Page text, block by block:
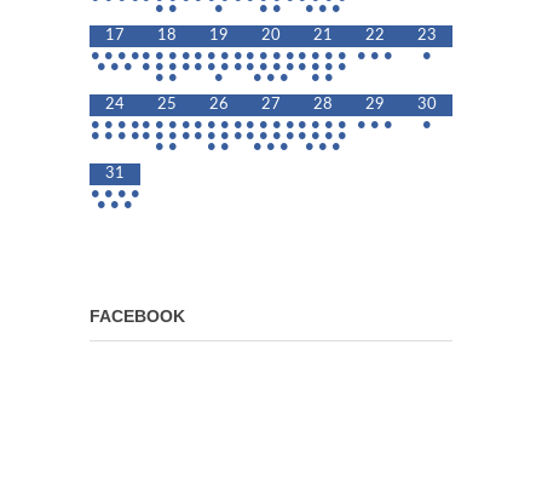
• • • • • • • •
17
• • • •
• • •
18
• • • •
• • • •
• •
19
• • • •
• • • •
•
20
• • • •
• • • •
• • •
21
• • • •
• • • •
• •
22
• • •
23
•
24
• • • •
• • • •
25
• • • •
• • • •
• •
26
• • • •
• • • •
• •
27
• • • •
• • • •
• • •
28
• • • •
• • • •
• • •
29
• • •
30
•
31
• • • •
• • •
FACEBOOK